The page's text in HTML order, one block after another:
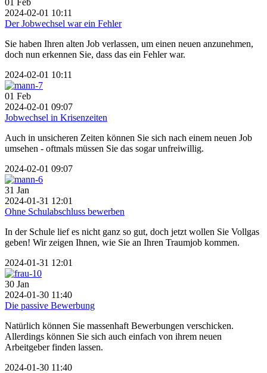
2024-02-01 10:11
Der Jobwechsel war ein Fehler
Sie haben Ihren alten Job verlassen, um einen neuen anzunehmen,
doch nun erkennen Sie, dass das ein Fehler war.
2024-02-01 10:11
01 Feb
2024-02-01 09:07
Jobwechsel in Krisenzeiten
Auch in unsicheren Zeiten können Sie sich nach einem neuen Job
umsehen - oftmals müssen Sie das sogar unfreiwillig.
2024-02-01 09:07
31 Jan
2024-01-31 12:01
Ohne Schulabschluss bewerben
In der Schule lief es nicht ganz so gut, doch jetzt wollen Sie Vollgas
geben! Wir zeigen Ihnen, wie Sie an Ihren Traumjob kommen.
2024-01-31 12:01
30 Jan
2024-01-30 11:40
Die passive Bewerbung
Natürlich können Sie massenhaft Bewerbungen verschicken.
Allerdings können Sie sich auch einfach von ihrem neuen
Arbeitgeber finden lassen.
2024-01-30 11:40